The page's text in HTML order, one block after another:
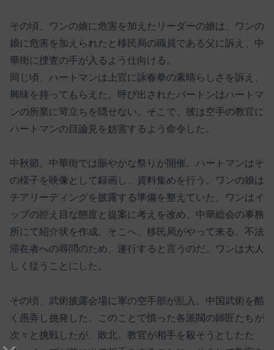
その頃、ワンの娘に危害を加えたリーダーの娘は、ワンの
娘に危害を加えられたと移民局の職員である父に訴え、中
華街に捜査の手が入るよう仕向ける。
同じ頃、ハートマンは上官に詠春拳の素晴らしさを訴え、
興味を持ってもらえた。呼び出されたバートンはハートマ
ンの所業に苛立ちを隠せない。そこで、彼は空手の教官に
ハートマンの目論見を妨害するよう命令した。
中秋節。中華街では賑やかな祭りが開催。ハートマンはそ
の様子を映像として録画し、資料集めを行う。ワンの娘は
チアリーディングを披露する準備を整えていた。ワンはイ
ップの控え目な態度と提案に考えを改め、中華総会の事務
所にて紹介状を作成。そこへ、移民局がやって来る。不法
滞在者への尋問のため、連行すると言うのだ。ワンは大人
しく従うことにした。
その頃、武術披露会場に軍の空手部が乱入。中国武術を酷
く愚弄し挑発した。このことで憤った各派閥の師匠たちが
次々と挑戦したが、敗北。教官が相手を殺そうとしたた